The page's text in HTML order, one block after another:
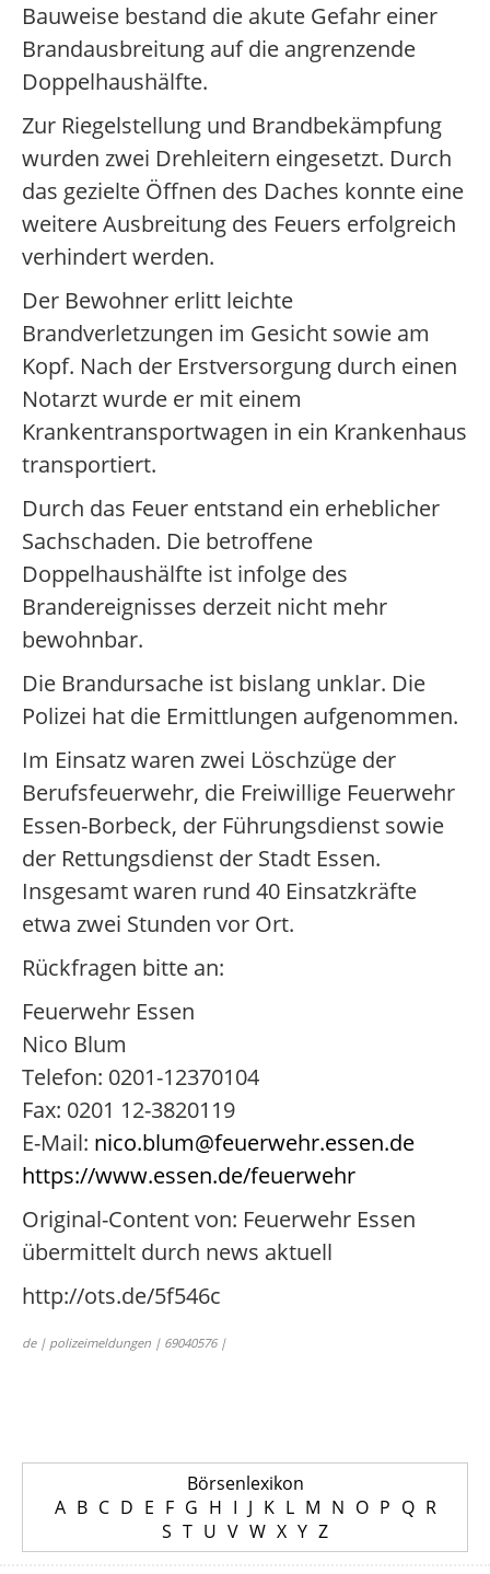
Bauweise bestand die akute Gefahr einer
Brandausbreitung auf die angrenzende
Doppelhaushälfte.
Zur Riegelstellung und Brandbekämpfung
wurden zwei Drehleitern eingesetzt. Durch
das gezielte Öffnen des Daches konnte eine
weitere Ausbreitung des Feuers erfolgreich
verhindert werden.
Der Bewohner erlitt leichte
Brandverletzungen im Gesicht sowie am
Kopf. Nach der Erstversorgung durch einen
Notarzt wurde er mit einem
Krankentransportwagen in ein Krankenhaus
transportiert.
Durch das Feuer entstand ein erheblicher
Sachschaden. Die betroffene
Doppelhaushälfte ist infolge des
Brandereignisses derzeit nicht mehr
bewohnbar.
Die Brandursache ist bislang unklar. Die
Polizei hat die Ermittlungen aufgenommen.
Im Einsatz waren zwei Löschzüge der
Berufsfeuerwehr, die Freiwillige Feuerwehr
Essen-Borbeck, der Führungsdienst sowie
der Rettungsdienst der Stadt Essen.
Insgesamt waren rund 40 Einsatzkräfte
etwa zwei Stunden vor Ort.
Rückfragen bitte an:
Feuerwehr Essen
Nico Blum
Telefon: 0201-12370104
Fax: 0201 12-3820119
E-Mail: nico.blum@feuerwehr.essen.de
https://www.essen.de/feuerwehr
Original-Content von: Feuerwehr Essen
übermittelt durch news aktuell
http://ots.de/5f546c
de | polizeimeldungen | 69040576 |
Börsenlexikon
A B C D E F G H I J K L M N O P Q R
S T U V W X Y Z